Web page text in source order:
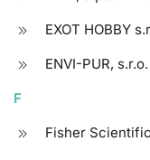
EXOT HOBBY
ENVI-PUR, s.r.o.
F
Fisher